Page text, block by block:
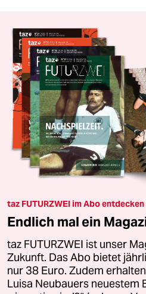
taz FUTURZWEI im Abo entdecken
Endlich mal ein
taz FUTURZWEI ist unser
Zukunft. Das Abo bietet
nur 38 Euro. Zudem
Luisa Neubauers neuestem